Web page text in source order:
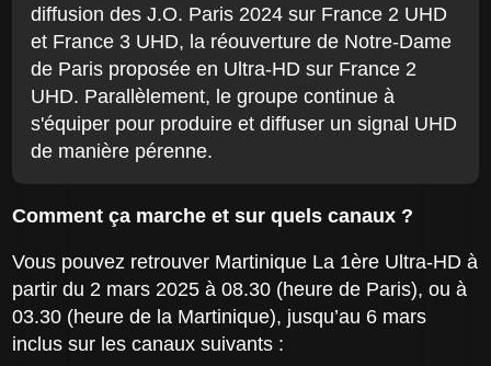
diffusion des J.O. Paris 2024 sur France 2 UHD
et France 3 UHD, la réouverture de Notre-Dame
de Paris proposée en Ultra-HD sur France 2
UHD. Parallèlement, le groupe continue à
s'équiper pour produire et diffuser un signal UHD
de manière pérenne.
Comment ça marche et sur quels canaux ?
Vous pouvez retrouver Martinique La 1ère Ultra-HD à
partir du 2 mars 2025 à 08.30 (heure de Paris), ou à
03.30 (heure de la Martinique), jusqu’au 6 mars
inclus sur les canaux suivants :